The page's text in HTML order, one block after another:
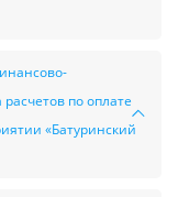
по оплате
«Батуринский